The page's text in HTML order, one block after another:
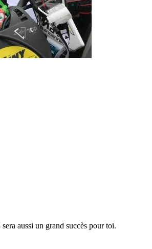
aussi un grand succès pour toi.